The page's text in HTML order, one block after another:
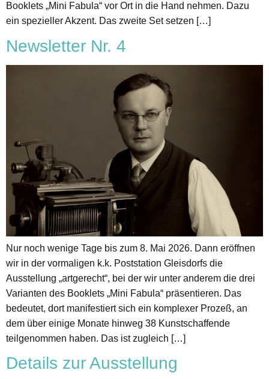
Booklets „Mini Fabula“ vor Ort in die Hand nehmen. Dazu
ein spezieller Akzent. Das zweite Set setzen […]
Newsletter Nr. 4
Nur noch wenige Tage bis zum 8. Mai 2026. Dann eröffnen
wir in der vormaligen k.k. Poststation Gleisdorfs die
Ausstellung „artgerecht“, bei der wir unter anderem die drei
Varianten des Booklets „Mini Fabula“ präsentieren. Das
bedeutet, dort manifestiert sich ein komplexer Prozeß, an
dem über einige Monate hinweg 38 Kunstschaffende
teilgenommen haben. Das ist zugleich […]
Details zur Ausstellung